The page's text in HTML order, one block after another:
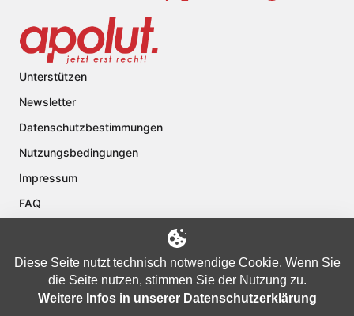
Unterstützen
Newsletter
Datenschutzbestimmungen
Nutzungsbedingungen
Impressum
FAQ
Diese Seite nutzt technisch notwendige Cookie. Wenn Sie
die Seite nutzen, stimmen Sie der Nutzung zu.
Weitere Infos in unserer Datenschutzerklärung